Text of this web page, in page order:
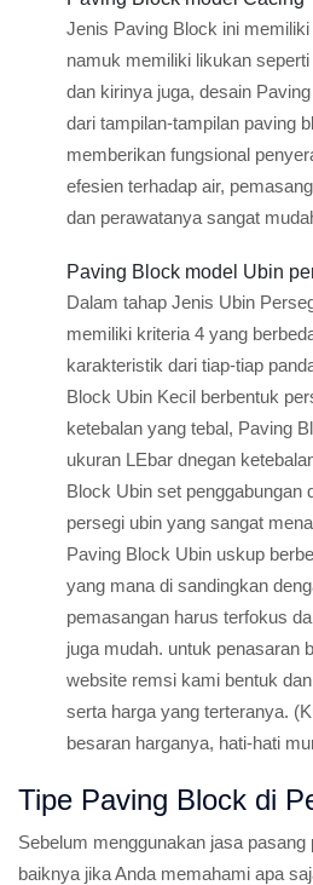
Jenis Paving Block ini
namuk memiliki likukan
dan kirinya juga, desain
dari tampilan-tampilan paving
memberikan fungsional
efesien terhadap air,
dan perawatanya sangat
Paving Block model Ubin
Dalam tahap Jenis Ubin
memiliki kriteria 4 yang
karakteristik dari tiap-tiap
Block Ubin Kecil berbentuk
ketebalan yang tebal, Paving
ukuran LEbar dnegan
Block Ubin set penggabungan
persegi ubin yang sangat
Paving Block Ubin uskup
yang mana di sandingkan
pemasangan harus terfokus
juga mudah. untuk penasaran
website remsi kami bentuk
serta harga yang terteranya.
besaran harganya, hati-hati
Tipe Paving Block di
Sebelum menggunakan jasa
baiknya jika Anda memahami apa